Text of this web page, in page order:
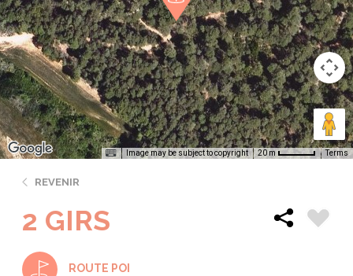
Image may be subject to copyright 20 m Terms
REVENIR
2 GIRS
ROUTE POI